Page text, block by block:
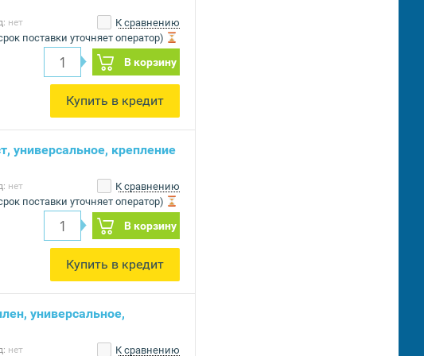
нет
К сравнению
поставки уточняет оператор)
В корзину
Купить в кредит
универсальное, крепление
нет
К сравнению
поставки уточняет оператор)
В корзину
Купить в кредит
универсальное,
нет К сравнению